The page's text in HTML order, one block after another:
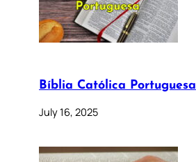
Bíblia Católica Portuguesa
July 16, 2025